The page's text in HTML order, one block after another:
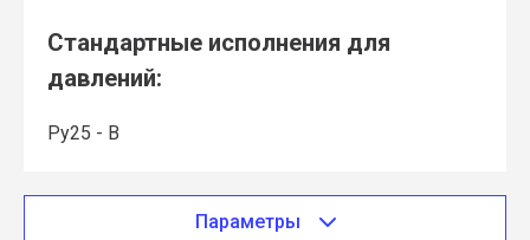
Стандартные исполнения для
давлений:
Ру25 - В
Параметры